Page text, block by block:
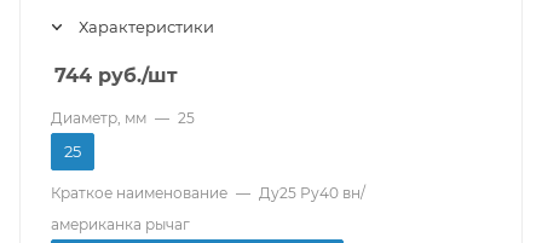
Характеристики
744 руб./шт
Диаметр, мм — 25
25
Краткое наименование — Ду25 Ру40 вн/
американка рычаг